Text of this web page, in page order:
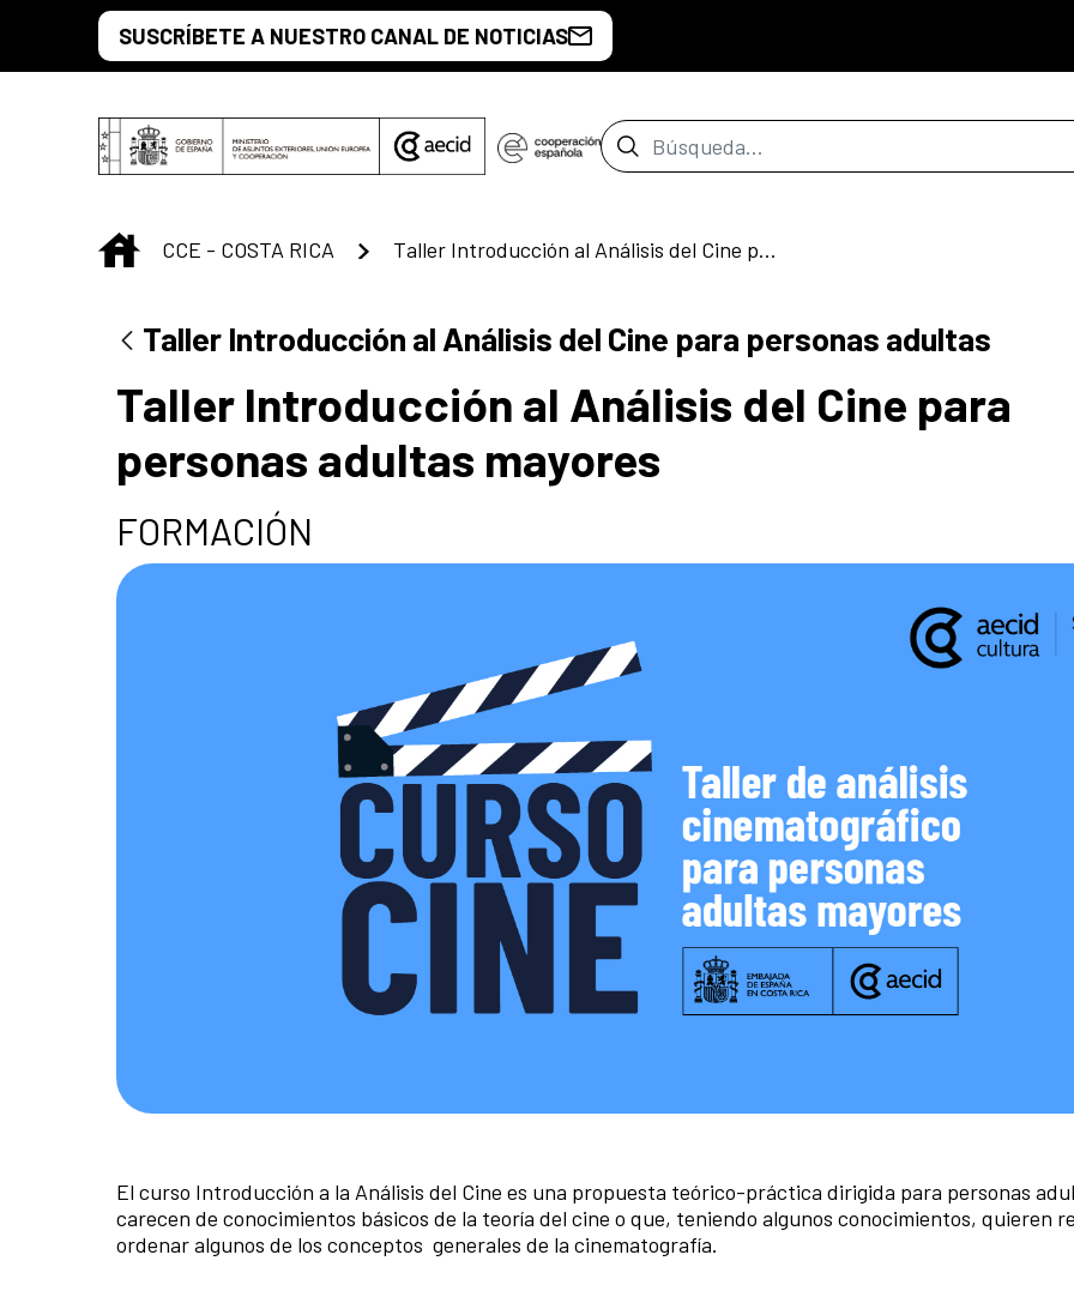
Saltar al contenido principal
SUSCRÍBETE A NUESTRO CANAL DE NOTICIAS
Barra de búsqueda
INICIO
CCE - COSTA RICA Taller Introducción al Análisis del Cine para personas adultas
Taller Introducción al Análisis del Cine para personas adultas
Taller Introducción al Análisis del Cine para
personas adultas mayores
FORMACIÓN
El curso Introducción a la Análisis del Cine es una propuesta teórico-práctica dirigida para personas
carecen de conocimientos básicos de la teoría del cine o que, teniendo algunos conocimientos, quieren
ordenar algunos de los conceptos generales de la cinematografía.